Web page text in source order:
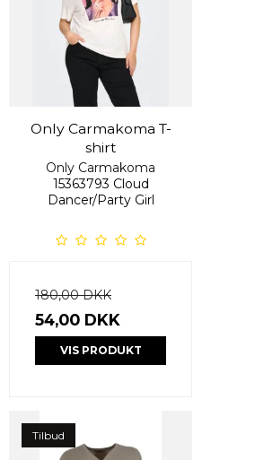
Only Carmakoma T-
shirt
Only Carmakoma
15363793 Cloud
Dancer/Party Girl
180,00 DKK
54,00 DKK
VIS PRODUKT
Tilbud